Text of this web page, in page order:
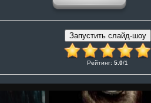
Рейтинг: 5.0/1